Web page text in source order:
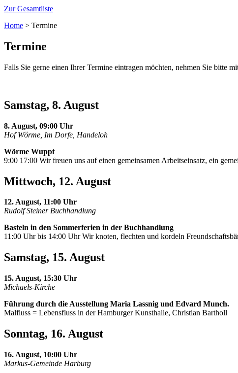
Zur Gesamtliste
Home > Termine
Termine
Falls Sie gerne einen Ihrer Termine eintragen möchten, nehmen Sie bitte
Samstag, 8. August
8. August, 09:00 Uhr
Hof Wörme, Im Dorfe, Handeloh
Wörme Wuppt
9:00 17:00 Wir freuen uns auf einen gemeinsamen Arbeitseinsatz, ein
Mittwoch, 12. August
12. August, 11:00 Uhr
Rudolf Steiner Buchhandlung
Basteln in den Sommerferien in der Buchhandlung
11:00 Uhr bis 14:00 Uhr Wir knoten, flechten und kordeln
Samstag, 15. August
15. August, 15:30 Uhr
Michaels-Kirche
Führung durch die Ausstellung Maria Lassnig und Edvard Munch.
Malfluss = Lebensfluss in der Hamburger Kunsthalle, Christian Bartholl
Sonntag, 16. August
16. August, 10:00 Uhr
Markus-Gemeinde Harburg